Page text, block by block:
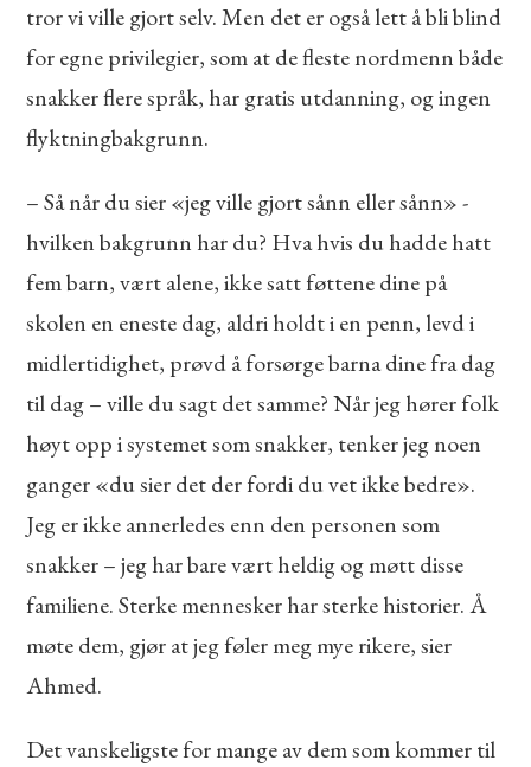
tror vi ville gjort selv. Men det er også lett å bli blind
for egne privilegier, som at de fleste nordmenn både
snakker flere språk, har gratis utdanning, og ingen
flyktningbakgrunn.
– Så når du sier «jeg ville gjort sånn eller sånn» -
hvilken bakgrunn har du? Hva hvis du hadde hatt
fem barn, vært alene, ikke satt føttene dine på
skolen en eneste dag, aldri holdt i en penn, levd i
midlertidighet, prøvd å forsørge barna dine fra dag
til dag – ville du sagt det samme? Når jeg hører folk
høyt opp i systemet som snakker, tenker jeg noen
ganger «du sier det der fordi du vet ikke bedre».
Jeg er ikke annerledes enn den personen som
snakker – jeg har bare vært heldig og møtt disse
familiene. Sterke mennesker har sterke historier. Å
møte dem, gjør at jeg føler meg mye rikere, sier
Ahmed.
Det vanskeligste for mange av dem som kommer til